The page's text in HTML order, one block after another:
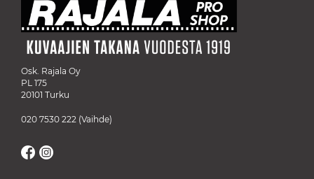
Osk. Rajala Oy
PL 175
20101 Turku
020 7530 222 (Vaihde)